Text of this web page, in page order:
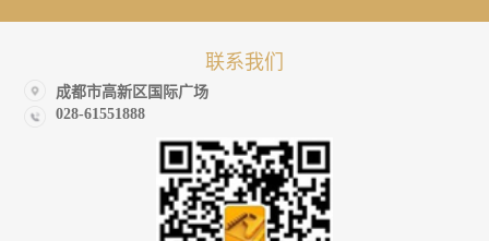
联系我们
成都市高新区国际广场
028-61551888